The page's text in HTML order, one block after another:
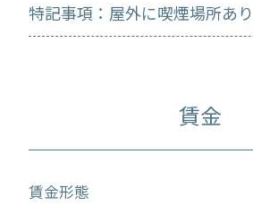
特記事項：屋外に喫煙場所あり
賃金
賃金形態